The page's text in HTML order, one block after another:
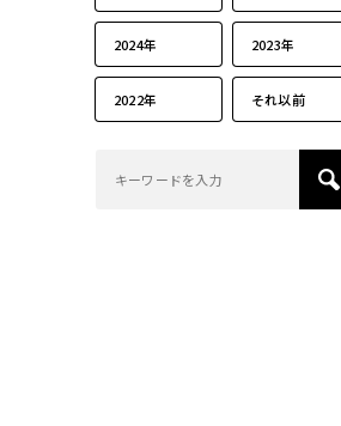
2024年 2023年
2022年 それ以前